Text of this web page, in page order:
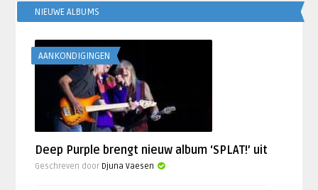
NIEUWE ALBUMS
AANKONDIGINGEN
Deep Purple brengt nieuw album ‘SPLAT!’ uit
Geschreven door Djuna Vaesen